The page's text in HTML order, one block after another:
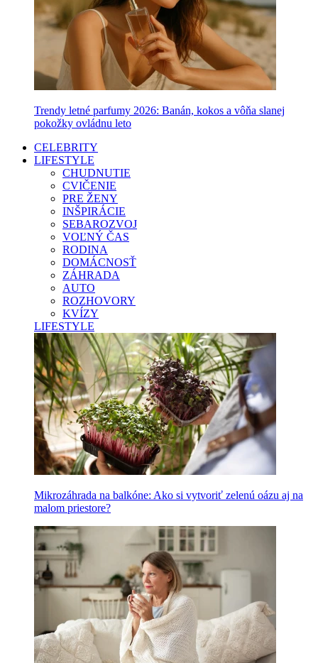
Trendy letné parfumy 2026: Banán, kokos a vôňa slanej
pokožky ovládnu leto
CELEBRITY
LIFESTYLE
CHUDNUTIE
CVIČENIE
PRE ŽENY
INŠPIRÁCIE
SEBAROZVOJ
VOĽNÝ ČAS
RODINA
DOMÁCNOSŤ
ZÁHRADA
AUTO
ROZHOVORY
KVÍZY
LIFESTYLE
Mikrozáhrada na balkóne: Ako si vytvoriť zelenú oázu aj na
malom priestore?